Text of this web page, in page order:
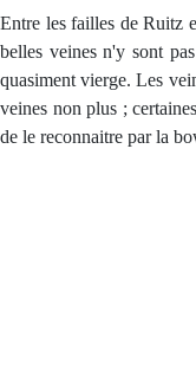
Entre les failles de Ruitz
belles veines n'y sont
quasiment vierge. Les
veines non plus ;
de le reconnaitre par la